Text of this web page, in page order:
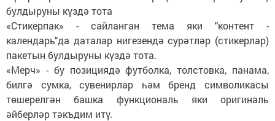
булдыруны күздә тота
«Стикерпак» - сайланган тема яки "контент -
календарь"да даталар нигезендә сурәтләр (стикерлар)
пакетын булдыруны күздә тота.
«Мерч» - бу позициядә футболка, толстовка, панама,
билгә сумка, сувенирлар һәм бренд символикасы
төшерелгән башка функциональ яки оригиналь
әйберләр тәкъдим итү.